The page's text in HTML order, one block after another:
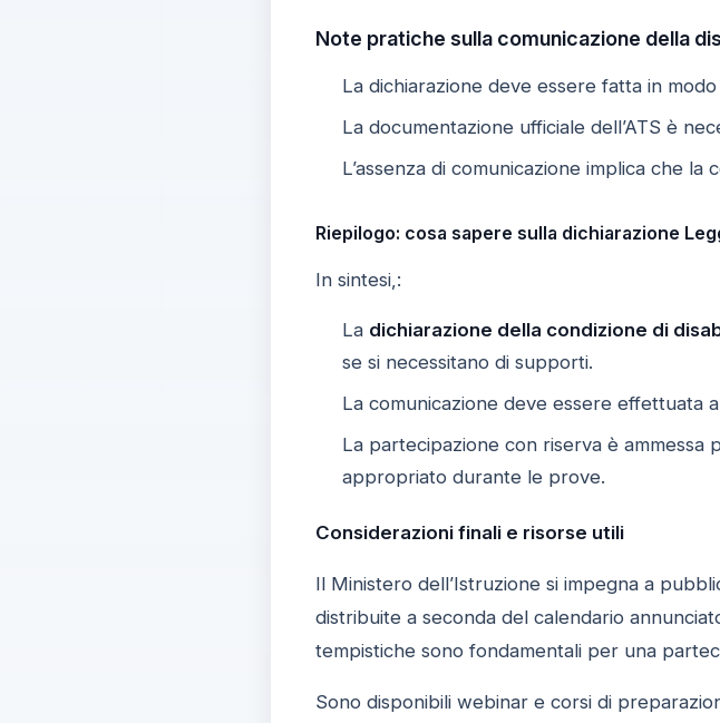
Note pratiche sulla comunicazione della
La dichiarazione deve essere fatta in
La documentazione ufficiale dell’ATS è
L’assenza di comunicazione implica che
Riepilogo: cosa sapere sulla dichiarazione
In sintesi,:
La dichiarazione della condizione di
se si necessitano di supporti.
La comunicazione deve essere effettuata
La partecipazione con riserva è
appropriato durante le prove.
Considerazioni finali e risorse utili
Il Ministero dell’Istruzione si impegna a
distribuite a seconda del calendario
tempistiche sono fondamentali per una
Sono disponibili webinar e corsi di